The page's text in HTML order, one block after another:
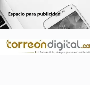
al
contenido